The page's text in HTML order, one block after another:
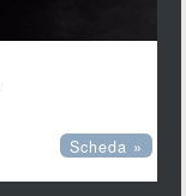
Scheda »